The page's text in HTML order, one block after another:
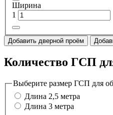
Ширина
1
Добавить дверной проём
Количество ГСП
Выберите размер ГСП для
Длина 2,5 метра
Длина 3 метра